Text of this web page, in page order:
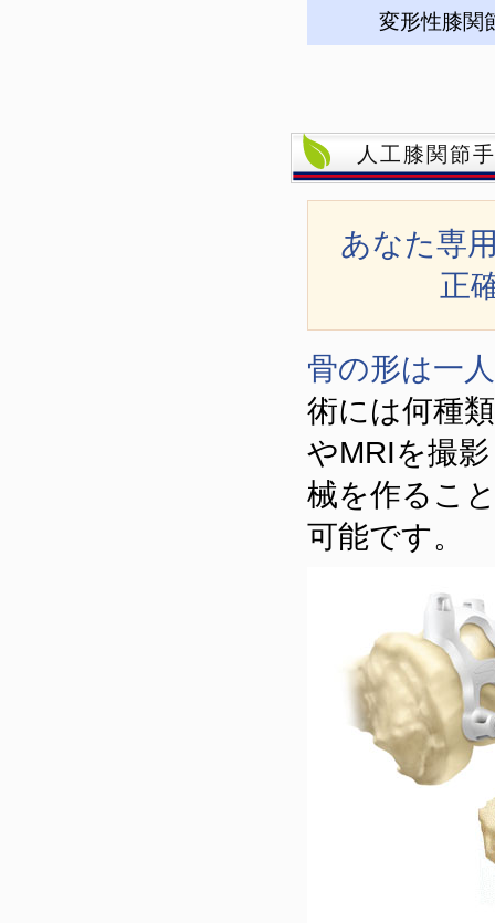
変形性膝関
人工膝関節
あなた専
正
骨の形は一
術には何種
やMRIを撮
械を作るこ
可能です。